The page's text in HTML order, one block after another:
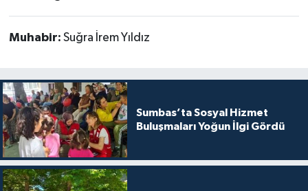
Muhabir: Suğra İrem Yıldız
Sumbas’ta Sosyal Hizmet
Buluşmaları Yoğun İlgi Gördü